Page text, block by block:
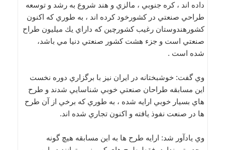
داده اند ، كره جنوبي ، مالزي و هند شروع به رشد و توسعه
طراحي صنعتي در كشورخود كرده اند ، به طوري كه اكنون
كشورهندوستان رغيب كشورچين كه داراي يك ميليون طراح
صنعتي است و جزء هشت كشور صنعتي دنيا مي باشد،
شده است .
وي گفت: خوشبختانه در ايران نيز با برگزاري دوره نخست
اين مسابقه طراحان صنعتي خوبي شناسايي شدند و طرح
هاي بسيار خوبي ارايه شده ، به طوري كه برخي از آن طرح
ها در صنعت نفوذ يافته و اكنون تجاري شده اند.
وي يادآور شد: ارايه طرح ها به اين مسابقه هيچ گونه